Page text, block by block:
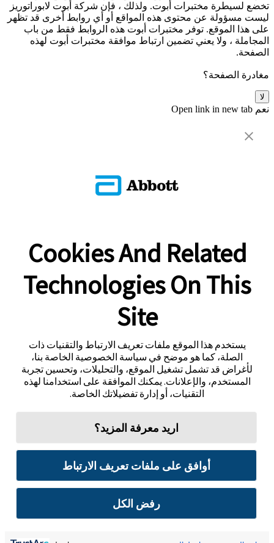
تخضع لسيطرة مختبرات أبوت. ولذلك ، فإن شركة أبوت لابوراتوريز
ليست مسؤولة عن محتوى هذه المواقع أو أي روابط أخرى قد تظهر
على هذا الموقع. توفر مختبرات أبوت هذه الروابط فقط من باب
المجاملة ، ولا يعني تضمين ارتباط موافقة مختبرات أبوت لهذه
الصفحة.
مغادرة الصفحة؟
لا
نعم Open link in new tab
Cookies And Related
Technologies On This
Site
يستخدم هذا الموقع ملفات تعريف الارتباط والتقنيات ذات
الصلة، كما هو موضح في سياسة الخصوصية الخاصة بنا،
لأغراض قد تشمل تشغيل الموقع، والتحليلات، وتحسين تجربة
المستخدم، والإعلانات. يمكنك الموافقة على استخدامنا لهذه
التقنيات، أو إدارة تفضيلاتك الخاصة.
اريد معرفة المزيد؟
أوافق على ملفات تعريف الارتباط
رفض الكل